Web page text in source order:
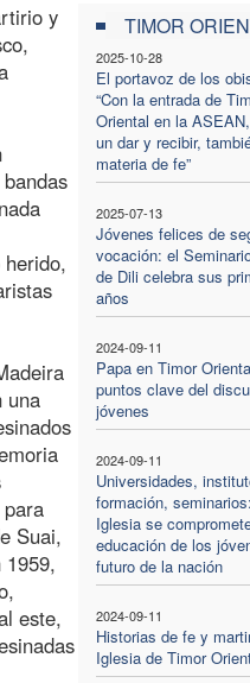
TIMOR
2025-10-28
El portavoz de los
“Con la entrada de
Oriental en la
un dar y recibir,
materia de fe”
2025-07-13
Jóvenes felices de
vocación: el
de Dili celebra sus
años
2024-09-11
Papa en Timor
puntos clave del
jóvenes
2024-09-11
Universidades,
formación,
Iglesia se
educación de los
futuro de la nación
2024-09-11
Historias de fe y
Iglesia de Timor
y
una
Suai,
este,